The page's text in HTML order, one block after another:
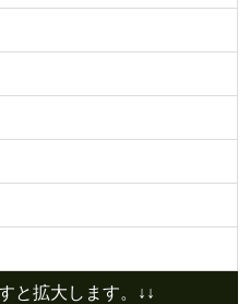
と拡大します。↓↓